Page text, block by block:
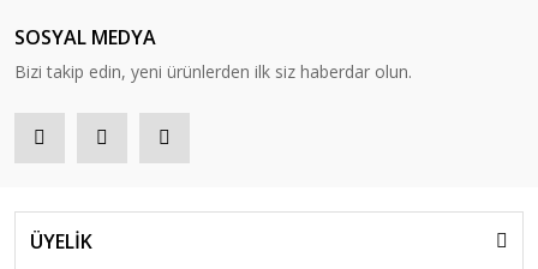
SOSYAL MEDYA
Bizi takip edin, yeni ürünlerden ilk siz haberdar olun.
ÜYELİK